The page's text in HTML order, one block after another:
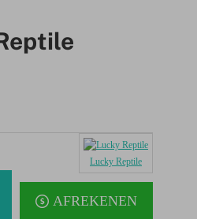
Lucky Reptile
AFREKENEN